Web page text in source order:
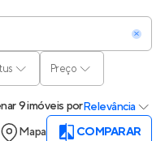
Preço
9 imóveis porRelevância
Mapa COMPARAR